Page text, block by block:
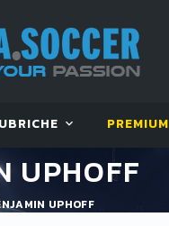
PREMIUM
UPHOFF
UPHOFF